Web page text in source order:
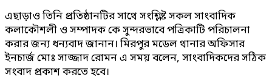
এছাড়াও তিনি প্রতিষ্ঠানটির সাথে সংশ্লিষ্ট সকল সাংবাদিক
কলাকৌশলী ও সম্পাদক কে সুন্দরভাবে পত্রিকাটি পরিচালনা
করার জন্য ধন্যবাদ জানান। মিরপুর মডেল থানার অফিসার
ইনচার্জ মোঃ সাজ্জাদ রোমন এ সময় বলেন, সাংবাদিকদের সঠিক
সংবাদ প্রকাশ করতে হবে।